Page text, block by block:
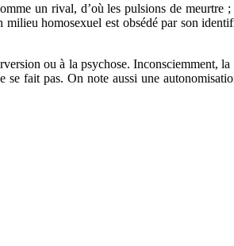
un rival, d’où les pulsions de meurtre
homosexuel est obsédé par son
ou à la psychose. Inconsciemment,
fait pas. On note aussi une